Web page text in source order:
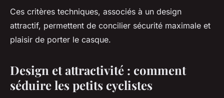
Ces critères techniques, associés à un design
attractif, permettent de concilier sécurité maximale et
plaisir de porter le casque.
Design et attractivité : comment
séduire les petits cyclistes